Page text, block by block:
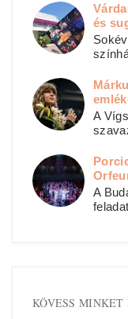
és
A
A
KÖVESS MINKET